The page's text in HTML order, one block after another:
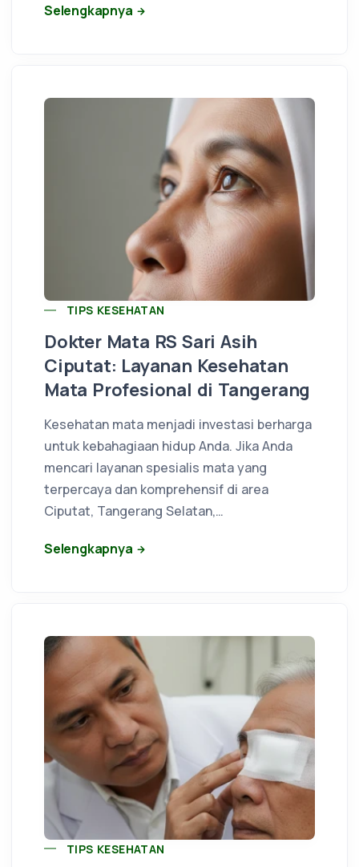
Selengkapnya
TIPS KESEHATAN
Dokter Mata RS Sari Asih
Ciputat: Layanan Kesehatan
Mata Profesional di Tangerang
Kesehatan mata menjadi investasi berharga
untuk kebahagiaan hidup Anda. Jika Anda
mencari layanan spesialis mata yang
terpercaya dan komprehensif di area
Ciputat, Tangerang Selatan,…
Selengkapnya
TIPS KESEHATAN